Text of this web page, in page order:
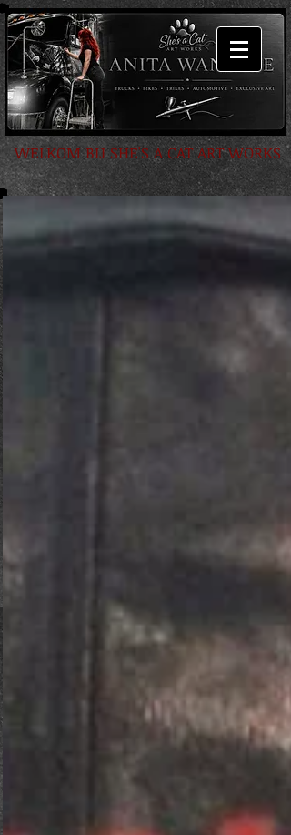
WELKOM BIJ SHE'S A CAT ART WORKS